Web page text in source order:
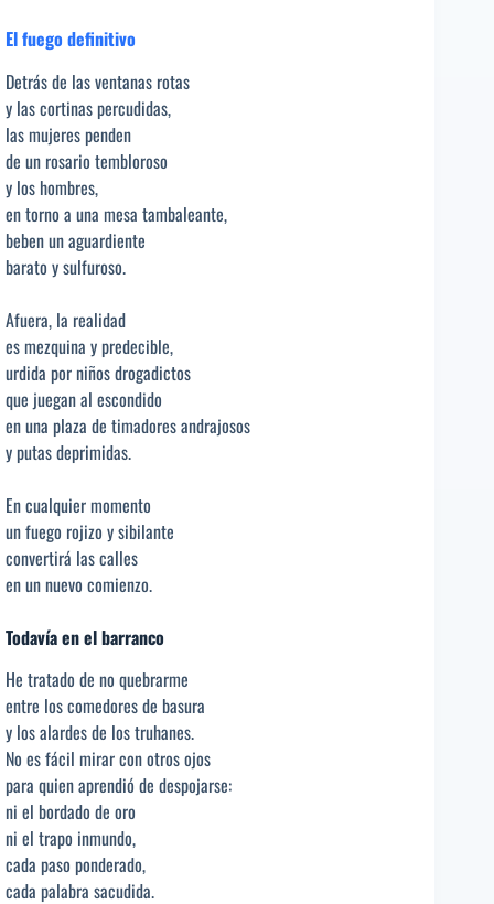
El fuego definitivo
Detrás de las ventanas rotas
y las cortinas percudidas,
las mujeres penden
de un rosario tembloroso
y los hombres,
en torno a una mesa tambaleante,
beben un aguardiente
barato y sulfuroso.
Afuera, la realidad
es mezquina y predecible,
urdida por niños drogadictos
que juegan al escondido
en una plaza de timadores andrajosos
y putas deprimidas.
En cualquier momento
un fuego rojizo y sibilante
convertirá las calles
en un nuevo comienzo.
Todavía en el barranco
He tratado de no quebrarme
entre los comedores de basura
y los alardes de los truhanes.
No es fácil mirar con otros ojos
para quien aprendió de despojarse:
ni el bordado de oro
ni el trapo inmundo,
cada paso ponderado,
cada palabra sacudida.